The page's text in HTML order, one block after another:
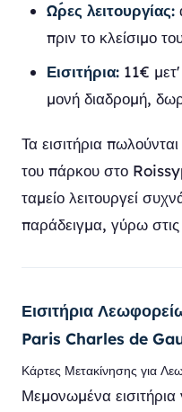
Ώρες λειτουργίας:
πριν το κλείσιμο
Εισιτήρια: 11€
μονή διαδρομή,
Τα εισιτήρια
του πάρκου στο
ταμείο λειτουργεί
παράδειγμα, γύρω
Εισιτήρια
Paris Charles de
Κάρτες Μετακίνησης για
Μεμονωμένα